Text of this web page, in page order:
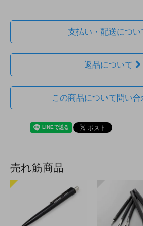
支払い・配送につい
返品について
この商品について問い合
売れ筋商品